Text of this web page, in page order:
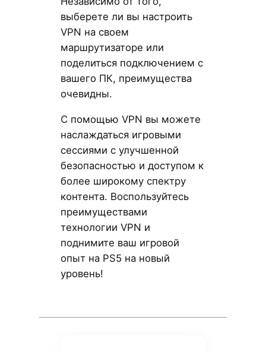
выберете ли вы настроить
VPN на своем
маршрутизаторе или
поделиться подключением с
вашего ПК, преимущества
очевидны.
С помощью VPN вы можете
наслаждаться игровыми
сессиями с улучшенной
безопасностью и доступом к
более широкому спектру
контента. Воспользуйтесь
преимуществами
технологии VPN и
поднимите ваш игровой
опыт на PS5 на новый
уровень!